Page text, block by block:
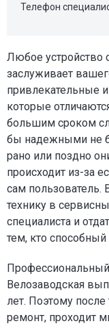
Телефон
Любое устройство
заслуживает
привлекательные
которые
большим сроком
бы надежными не
рано или поздно
происходит из-за
сам пользователь.
технику в
специалиста и
тем, кто способный
Велозаводская
лет. Поэтому после
ремонт, проходит